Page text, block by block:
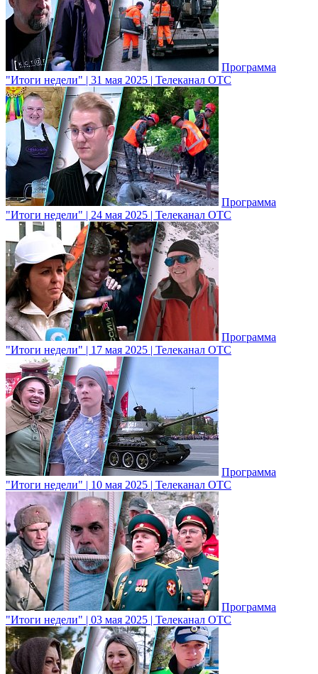
Программа
"Итоги недели" | 31 мая 2025 | Телеканал ОТС
Программа
"Итоги недели" | 24 мая 2025 | Телеканал ОТС
Программа
"Итоги недели" | 17 мая 2025 | Телеканал ОТС
Программа
"Итоги недели" | 10 мая 2025 | Телеканал ОТС
Программа
"Итоги недели" | 03 мая 2025 | Телеканал ОТС